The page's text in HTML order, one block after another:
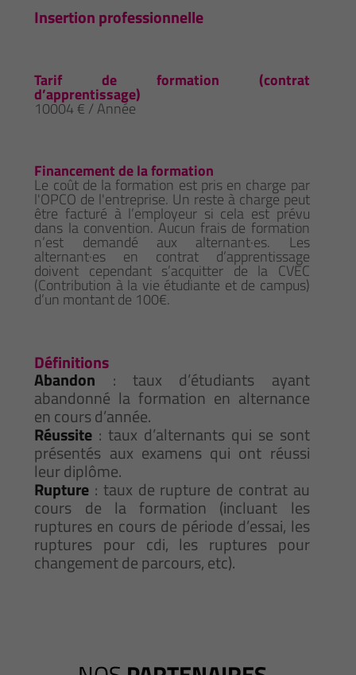
Insertion professionnelle
Tarif de formation (contrat
d’apprentissage)
10004 € / Année
Financement de la formation
Le coût de la formation est pris en charge par
l'OPCO de l'entreprise. Un reste à charge peut
être facturé à l’employeur si cela est prévu
dans la convention. Aucun frais de formation
n’est demandé aux alternant·es. Les
alternant·es en contrat d’apprentissage
doivent cependant s’acquitter de la CVEC
(Contribution à la vie étudiante et de campus)
d’un montant de 100€.
Définitions
Abandon : taux d’étudiants ayant
abandonné la formation en alternance
en cours d’année.
Réussite : taux d’alternants qui se sont
présentés aux examens qui ont réussi
leur diplôme.
Rupture : taux de rupture de contrat au
cours de la formation (incluant les
ruptures en cours de période d’essai, les
ruptures pour cdi, les ruptures pour
changement de parcours, etc).